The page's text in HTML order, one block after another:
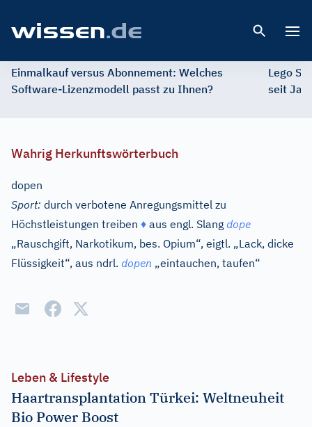
Einmalkauf versus Abonnement: Welches
Software-Lizenzmodell passt zu Ihnen?
Lego
seit
Wahrig Herkunftswörterbuch
dopen
Sport: durch verbotene Anregungsmittel zu
Höchstleistungen treiben ♦ aus engl. Slang dope
„Rauschgift, Narkotikum, bes. Opium“, eigtl. „Lack, dicke
Flüssigkeit“, aus ndrl. dopen „eintauchen, taufen“
Leben & Lifestyle
Haartransplantation Türkei: Weltneuheit
Bio Power Boost